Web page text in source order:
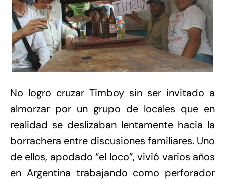
No logro cruzar Timboy sin ser invitado a
almorzar por un grupo de locales que en
realidad se deslizaban lentamente hacia la
borrachera entre discusiones familiares. Uno
de ellos, apodado “el loco”, vivió varios años
en Argentina trabajando como perforador